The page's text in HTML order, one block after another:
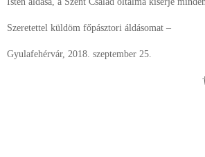
Szeretettel küldöm főpásztori áldásomat –
Gyulafehérvár, 2018. szeptember 25.